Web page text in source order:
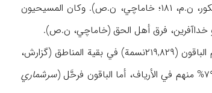
، «هـ») من أتباع المذهب الشیعي الاثني عشري (مشکور، ن.م، ۱۸۱؛ خاماچي، ن.ص). وکان المسیحیون
کان عدد سکان أرسباران في ۱۳۳۵ش قد بلغ ۲۳۹,۶۴۵ نسمة منهم ۱۹,۸۱۶ نسمة یسکنون في المدن، بینما یقیم الباقون (۲۱۹,۸۲۹نسمة) في بقیة المناطق (گزارش،
سرشماري